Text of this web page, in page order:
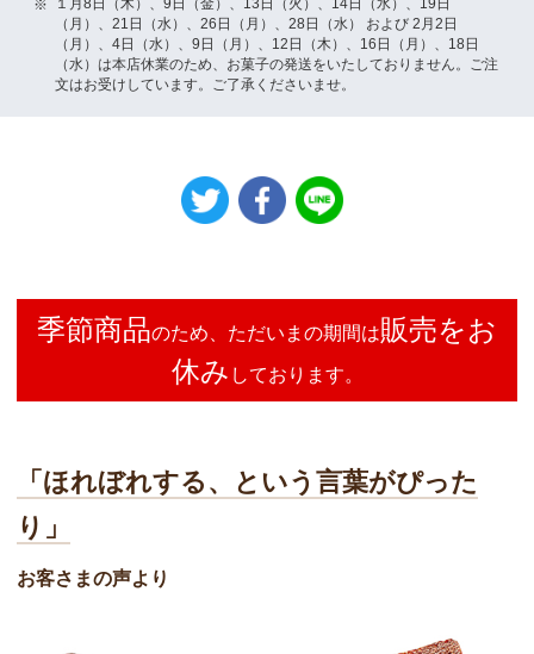
※
１月8日（木）、9日（金）、13日（火）、14日（水）、19日
（月）、21日（水）、26日（月）、28日（水） および 2月2日
（月）、4日（水）、9日（月）、12日（木）、16日（月）、18日
（水）は本店休業のため、お菓子の発送をいたしておりません。ご注
文はお受けしています。ご了承くださいませ。
季節商品のため、ただいまの期間は販売をお
休み しております。
「ほれぼれする、という言葉がぴった
り」
お客さまの声より